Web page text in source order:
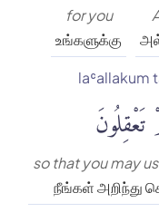
for you
உங்களுக்கு
laʿallakum
so that you may
நீங்கள் அறிந்து